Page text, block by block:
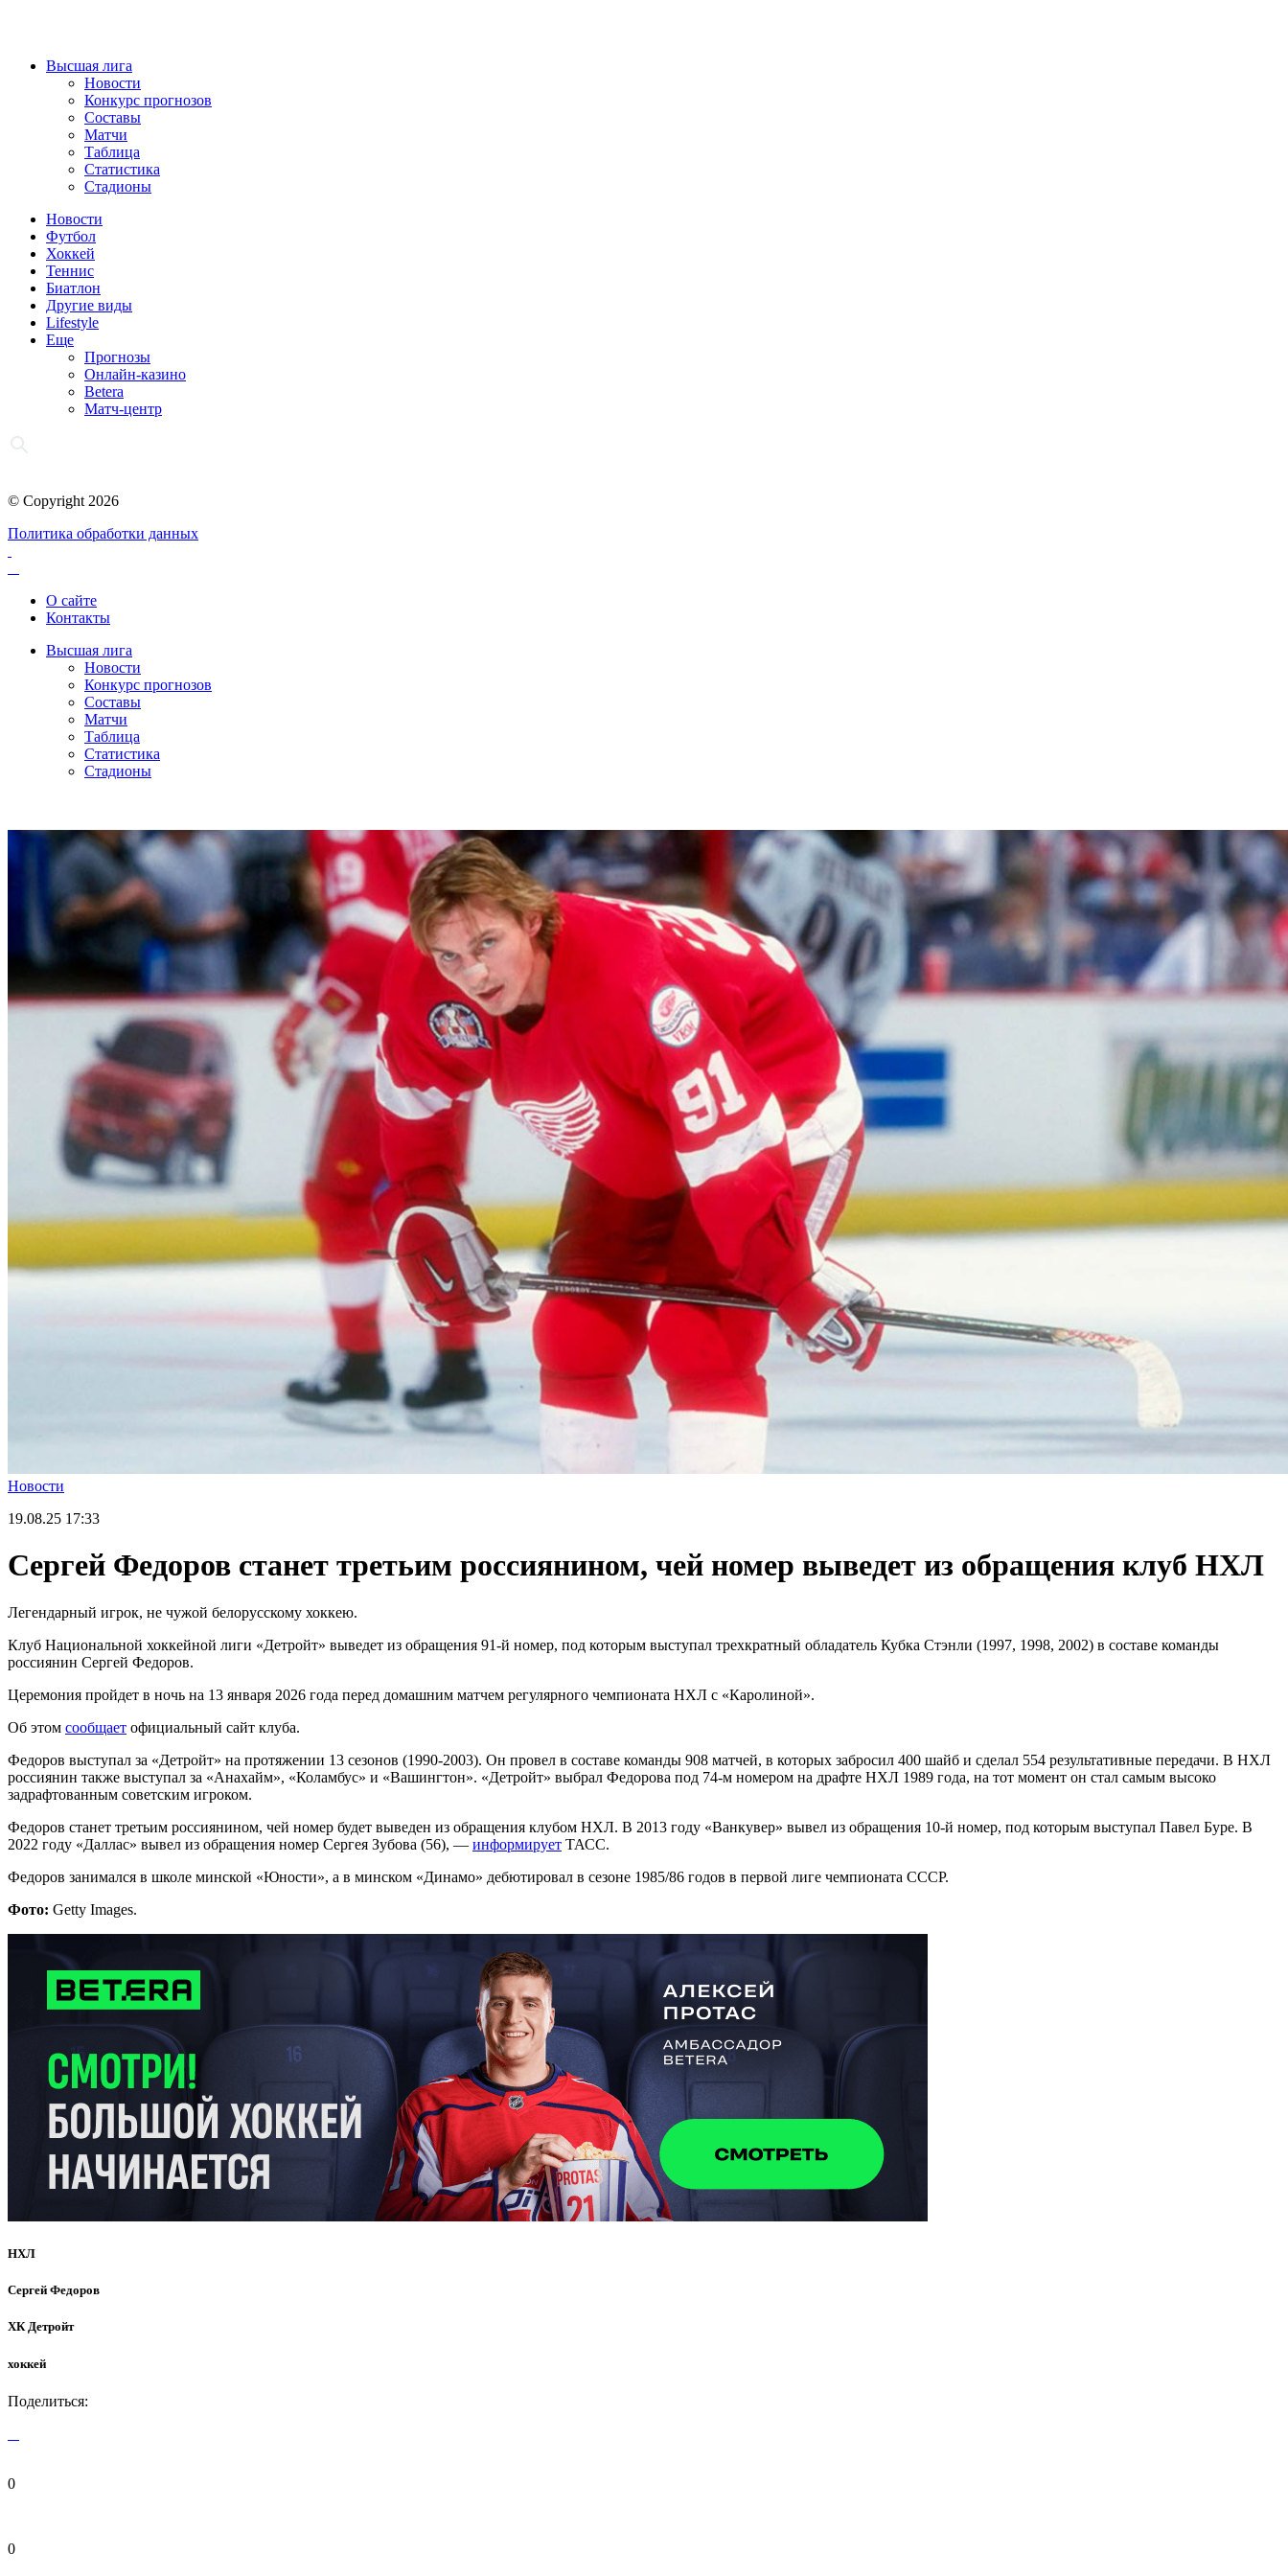
Высшая лига
Новости
Конкурс прогнозов
Составы
Матчи
Таблица
Статистика
Стадионы
Новости
Футбол
Хоккей
Теннис
Биатлон
Другие виды
Lifestyle
Еще
Прогнозы
Онлайн-казино
Betera
Матч-центр
© Copyright 2026
Политика обработки данных
О сайте
Контакты
Высшая лига
Новости
Конкурс прогнозов
Составы
Матчи
Таблица
Статистика
Стадионы
Новости
19.08.25 17:33
Сергей Федоров станет третьим россиянином, чей номер выведет из обращения клуб НХЛ
Легендарный игрок, не чужой белорусскому хоккею.
Клуб Национальной хоккейной лиги «Детройт» выведет из обращения 91-й номер, под которым выступал трехкратный обладатель Кубка Стэнли (1997, 1998, 2002) в составе команды
россиянин Сергей Федоров.
Церемония пройдет в ночь на 13 января 2026 года перед домашним матчем регулярного чемпионата НХЛ с «Каролиной».
Об этом сообщает официальный сайт клуба.
Федоров выступал за «Детройт» на протяжении 13 сезонов (1990-2003). Он провел в составе команды 908 матчей, в которых забросил 400 шайб и сделал 554 результативные передачи. В НХЛ
россиянин также выступал за «Анахайм», «Коламбус» и «Вашингтон». «Детройт» выбрал Федорова под 74-м номером на драфте НХЛ 1989 года, на тот момент он стал самым высоко
задрафтованным советским игроком.
Федоров станет третьим россиянином, чей номер будет выведен из обращения клубом НХЛ. В 2013 году «Ванкувер» вывел из обращения 10-й номер, под которым выступал Павел Буре. В
2022 году «Даллас» вывел из обращения номер Сергея Зубова (56), — информирует ТАСС.
Федоров занимался в школе минской «Юности», а в минском «Динамо» дебютировал в сезоне 1985/86 годов в первой лиге чемпионата СССР.
Фото: Getty Images.
НХЛ
Сергей Федоров
ХК Детройт
хоккей
Поделиться:
0
0